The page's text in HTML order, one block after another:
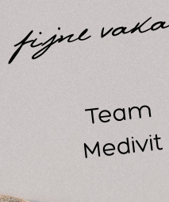
handtrainer is verkrijgbaar